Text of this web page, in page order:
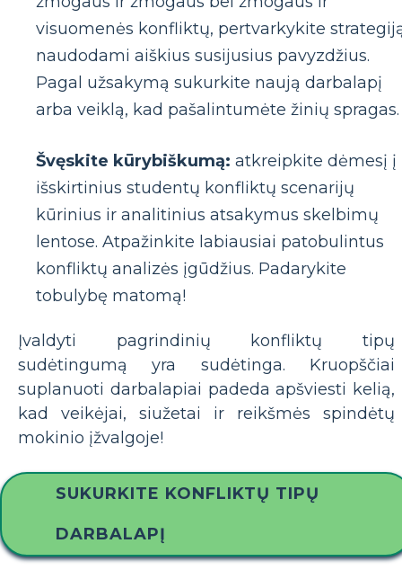
visuomenės konfliktų, pertvarkykite
naudodami aiškius susijusius pavyzdžius.
Pagal užsakymą sukurkite naują darbalapį
arba veiklą, kad pašalintumėte žinių spragas.
Švęskite kūrybiškumą: atkreipkite dėmesį į
išskirtinius studentų konfliktų scenarijų
kūrinius ir analitinius atsakymus skelbimų
lentose. Atpažinkite labiausiai patobulintus
konfliktų analizės įgūdžius. Padarykite
tobulybę matomą!
Įvaldyti pagrindinių konfliktų tipų
sudėtingumą yra sudėtinga. Kruopščiai
suplanuoti darbalapiai padeda apšviesti kelią,
kad veikėjai, siužetai ir reikšmės spindėtų
mokinio įžvalgoje!
SUKURKITE KONFLIKTŲ TIPŲ
DARBALAPĮ